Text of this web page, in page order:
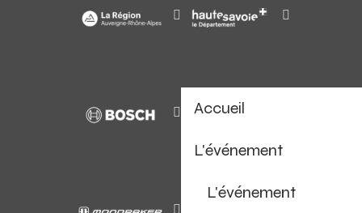
Accueil
L'événement
L'événement